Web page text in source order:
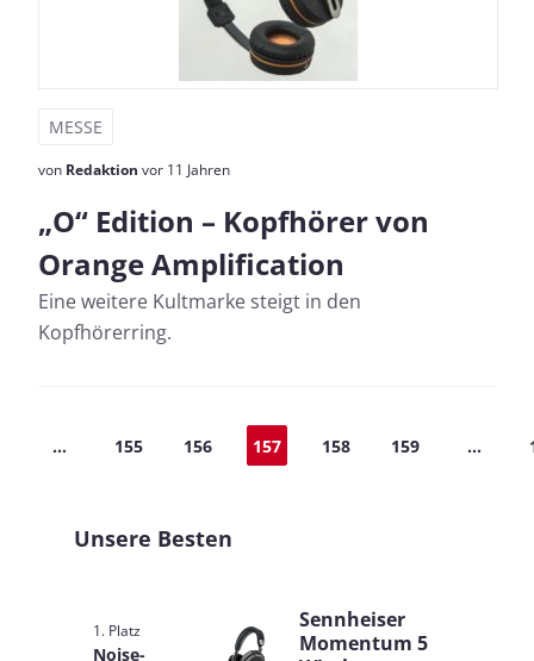
MESSE
von Redaktion vor 11 Jahren
„O“ Edition – Kopfhörer von
Orange Amplification
Eine weitere Kultmarke steigt in den
Kopfhörerring.
... 155 156 157 158 159 ...
Unsere Besten
1. Platz
Noise-
Sennheiser
Momentum 5